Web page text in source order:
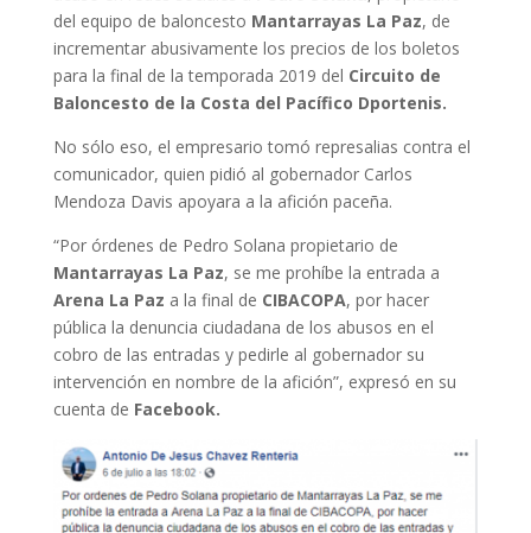
del equipo de baloncesto Mantarrayas La Paz, de
incrementar abusivamente los precios de los boletos
para la final de la temporada 2019 del Circuito de
Baloncesto de la Costa del Pacífico Dportenis.
No sólo eso, el empresario tomó represalias contra el
comunicador, quien pidió al gobernador Carlos
Mendoza Davis apoyara a la afición paceña.
“Por órdenes de Pedro Solana propietario de
Mantarrayas La Paz, se me prohíbe la entrada a
Arena La Paz a la final de CIBACOPA, por hacer
pública la denuncia ciudadana de los abusos en el
cobro de las entradas y pedirle al gobernador su
intervención en nombre de la afición”, expresó en su
cuenta de Facebook.